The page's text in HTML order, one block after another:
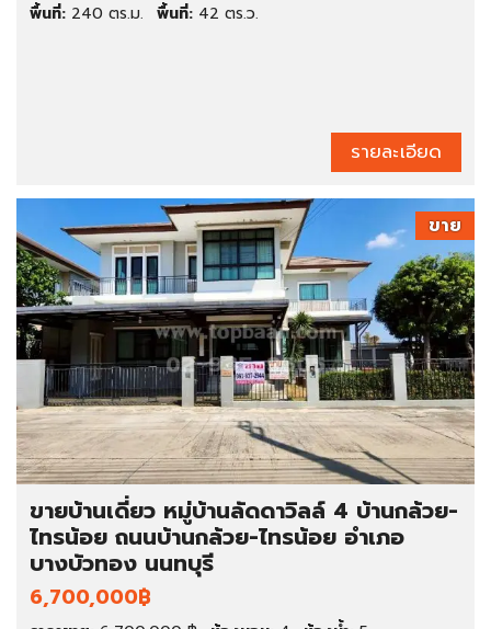
พื้นที่: 240 ตร.ม. พื้นที่: 42 ตร.ว.
รายละเอียด
ขาย
ขายบ้านเดี่ยว หมู่บ้านลัดดาวิลล์ 4 บ้านกล้วย-
ไทรน้อย ถนนบ้านกล้วย-ไทรน้อย อำเภอ
บางบัวทอง นนทบุรี
6,700,000฿